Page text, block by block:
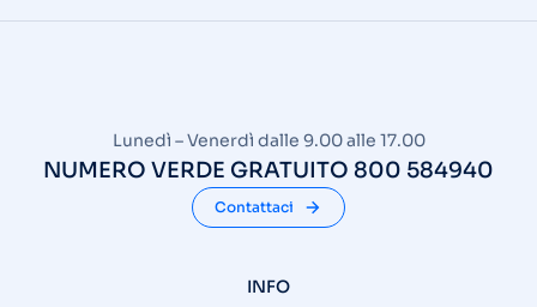
Lunedì – Venerdì dalle 9.00 alle 17.00
NUMERO VERDE GRATUITO 800 584940
Contattaci
INFO